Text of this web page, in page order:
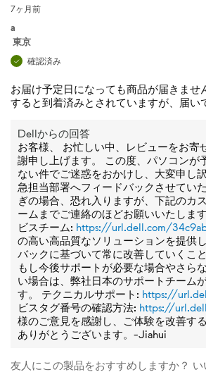
7ヶ月前
a
東京
確認済み
お届け予定日になっても商品が届きませ
すると到着済みとされていますが、届い
Dellからの回答
お客様、 お忙しい中、レビューをお寄
謝申し上げます。 この度、パソコンが
ない件でご迷惑をおかけし、大変申し
急担当部署へフィードバックさせてい
ぎの場合、恐れ入りますが、下記のカ
ームまでご連絡のほどお願いいたしま
ビスチーム: https://url.dell.com/
の高い高品質なソリューションを提供
バックに基づいて常に改善していくこ
もし今後サポートが必要な場合やさら
い場合は、弊社日本のサポートチーム
す。 テクニカルサポート: https://
ビスタグ番号の確認方法: https://
様のご意見を感謝し、ご体験を改善す
ありがとうございます。-Jiahui
友人にこの製品をおすすめしますか？ い